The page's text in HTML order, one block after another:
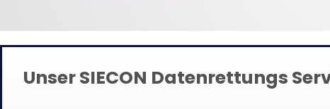
Unser SIECON Datenrettungs